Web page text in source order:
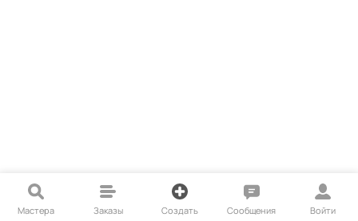
Мастера Заказы Создать Сообщения Войти